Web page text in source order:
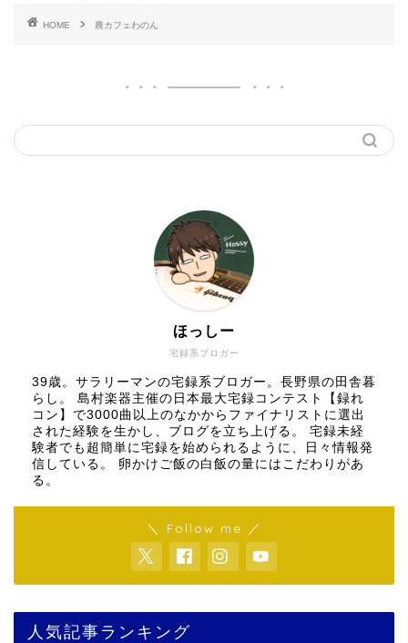
HOME 農カフェわのん
宅録系ブロガー
ほっしー
39歳。サラリーマンの宅録系ブロガー。長野県の田舎暮
らし。 島村楽器主催の日本最大宅録コンテスト【録れ
コン】で3000曲以上のなかからファイナリストに選出
された経験を生かし、ブログを立ち上げる。 宅録未経
験者でも超簡単に宅録を始められるように、日々情報発
信している。 卵かけご飯の白飯の量にはこだわりがあ
る。
＼ Follow me ／
人気記事ランキング